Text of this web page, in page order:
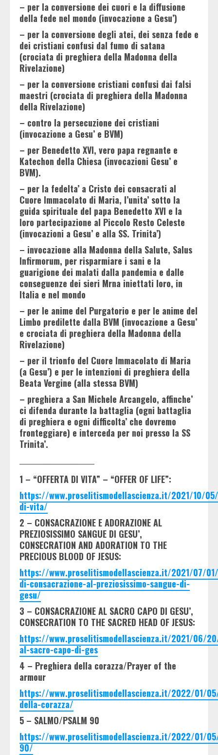
– per la conversione dei cuori e la diffusione
della fede nel mondo (invocazione a Gesu’)
– per la conversione degli atei, dei senza fede e
dei cristiani confusi dal fumo di satana
(crociata di preghiera della Madonna della
Rivelazione)
– per la conversione cristiani confusi dai falsi
maestri (crociata di preghiera della Madonna
della Rivelazione)
– contro la persecuzione dei cristiani
(invocazione a Gesu’ e BVM)
– per Benedetto XVI, vero papa regnante e
Katechon della Chiesa (invocazioni Gesu’ e
BVM).
– per la fedelta’ a Cristo dei consacrati al
Cuore Immacolato di Maria, l’unita’ sotto la
guida spirituale del papa Benedetto XVI e la
loro partecipazione al Piccolo Resto Celeste
(invocazioni a Gesu’ e alla SS. Trinita’)
– invocazione alla Madonna della Salute, Salus
Infirmorum, per risparmiare i sani e la
guarigione dei malati dalla pandemia e dalle
conseguenze dei sieri Mrna iniettati loro, in
Italia e nel mondo
– per le anime del Purgatorio e per le anime del
Limbo predilette dalla BVM (invocazione a Gesu’
e crociata di preghiera della Madonna della
Rivelazione)
– per il trionfo del Cuore Immacolato di Maria
(a Gesu’) e per le intenzioni di preghiera della
Beata Vergine (alla stessa BVM)
– preghiera a San Michele Arcangelo, affinche’
ci difenda durante la battaglia (ogni battaglia
di preghiera e ogni difficolta’ che dovremo
fronteggiare) e interceda per noi presso la SS
Trinita’.
1 – “OFFERTA DI VITA” – “OFFER OF LIFE”:
https://www.proselitismodellascienza.it/2021/10/
di-vita/
2 – CONSACRAZIONE E ADORAZIONE AL
PREZIOSISSIMO SANGUE DI GESU’,
CONSECRATION AND ADORATION TO THE
PRECIOUS BLOOD OF JESUS:
https://www.proselitismodellascienza.it/2021/07/
di-consacrazione-al-preziosissimo-sangue-di-
gesu/
3 – CONSACRAZIONE AL SACRO CAPO DI GESU’,
CONSECRATION TO THE SACRED HEAD OF JESUS:
https://www.proselitismodellascienza.it/2021/06/
al-sacro-capo-di-ges
4 – Preghiera della corazza/Prayer of the
armour
https://www.proselitismodellascienza.it/2022/01/
della-corazza/
5 – SALMO/PSALM 90
https://www.proselitismodellascienza.it/2022/01/
90/